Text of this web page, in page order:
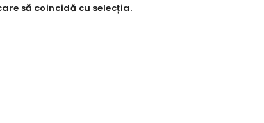
să coincidă cu selecția.